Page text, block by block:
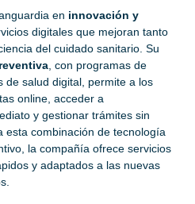
en innovación y
digitales que mejoran tanto
del cuidado sanitario. Su
, con programas de
de salud digital, permite a los
online, acceder a
y gestionar trámites sin
esta combinación de tecnología
la compañía ofrece servicios
y adaptados a las nuevas